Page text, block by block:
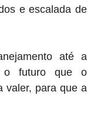
e escalada de
até a
o futuro que o
valer, para que a